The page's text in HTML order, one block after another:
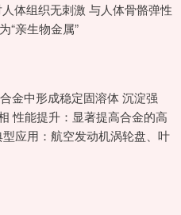
体组织无刺激 与人体骨骼弹性
“亲生物金属”
金中形成稳定固溶体 沉淀强
性能提升：显著提高合金的高
应用：航空发动机涡轮盘、叶